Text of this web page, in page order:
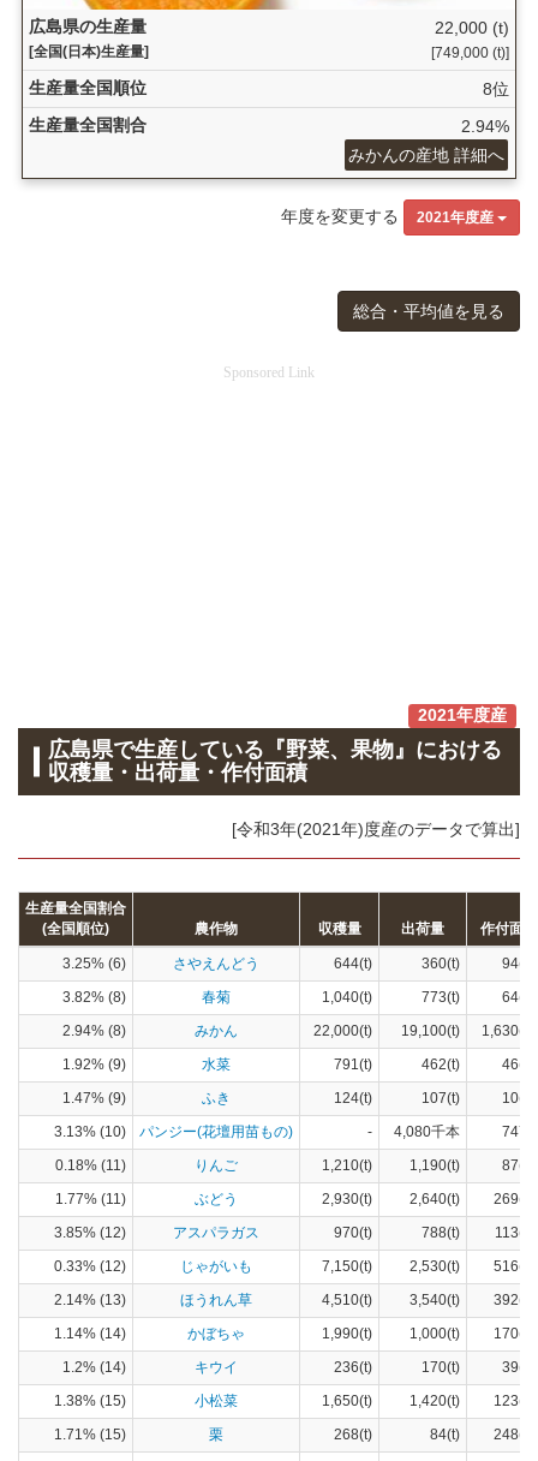
広島県の生産量
[全国(日本)生産量]
22,000 (t)
[749,000 (t)]
生産量全国順位
8位
生産量全国割合
2.94%
みかんの産地 詳細へ
年度を変更する 2021年度産
総合・平均値を見る
Sponsored Link
2021年度産
広島県で生産している『野菜、果物』における
収穫量・出荷量・作付面積
[令和3年(2021年)度産のデータで算出]
生産量全国割合
(全国順位)
農作物 収穫量 出荷量 作付面積
3.25% (6) さやえんどう 644(t) 360(t)
3.82% (8)
春菊 1,040(t) 773(t)
2.94% (8)
みかん 22,000(t) 19,100(t)
1.92% (9)
水菜 791(t) 462(t)
1.47% (9)
ふき 124(t) 107(t)
3.13% (10)
パンジー(花壇用苗もの) - 4,080千本
0.18% (11)
りんご 1,210(t) 1,190(t)
1.77% (11)
ぶどう 2,930(t) 2,640(t)
3.85% (12)
アスパラガス 970(t) 788(t)
0.33% (12)
じゃがいも 7,150(t) 2,530(t)
2.14% (13)
ほうれん草 4,510(t) 3,540(t)
1.14% (14)
かぼちゃ 1,990(t) 1,000(t)
1.2% (14)
キウイ 236(t) 170(t)
1.38% (15)
小松菜 1,650(t) 1,420(t)
1.71% (15)
栗 268(t) 84(t)